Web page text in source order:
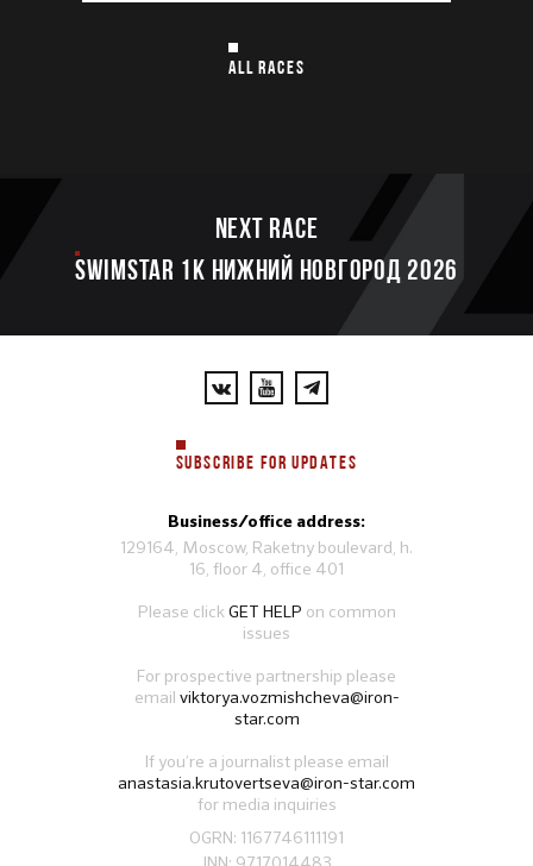
ALL RACES
Next race
SWIMSTAR 1K НИЖНИЙ НОВГОРОД 2026
SUBSCRIBE FOR UPDATES
Business/office address:
129164, Moscow, Raketny boulevard, h.
16, floor 4, office 401
Please clickGET HELP on common
issues
For prospective partnership please
email viktorya.vozmishcheva@iron-
star.com
If you’re a journalist please email
anastasia.krutovertseva@iron-star.com
for media inquiries
OGRN: 1167746111191